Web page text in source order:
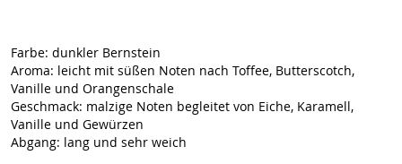
Farbe: dunkler Bernstein
Aroma: leicht mit süßen Noten nach Toffee, Butterscotch,
Vanille und Orangenschale
Geschmack: malzige Noten begleitet von Eiche, Karamell,
Vanille und Gewürzen
Abgang: lang und sehr weich